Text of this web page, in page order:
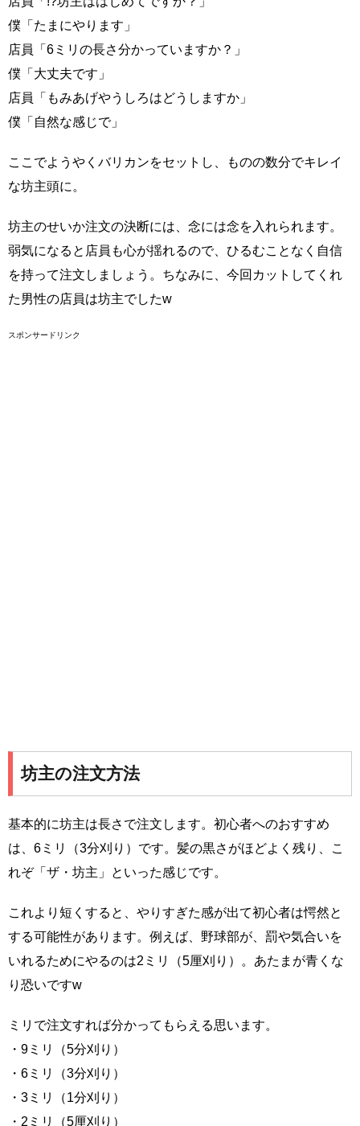
僕「たまにやります」
店員「6ミリの長さ分かっていますか？」
僕「大丈夫です」
店員「もみあげやうしろはどうしますか」
僕「自然な感じで」
ここでようやくバリカンをセットし、ものの数分でキレイ
な坊主頭に。
坊主のせいか注文の決断には、念には念を入れられます。
弱気になると店員も心が揺れるので、ひるむことなく自信
を持って注文しましょう。ちなみに、今回カットしてくれ
た男性の店員は坊主でしたw
スポンサードリンク
坊主の注文方法
基本的に坊主は長さで注文します。初心者へのおすすめ
は、6ミリ（3分刈り）です。髪の黒さがほどよく残り、こ
れぞ「ザ・坊主」といった感じです。
これより短くすると、やりすぎた感が出て初心者は愕然と
する可能性があります。例えば、野球部が、罰や気合いを
いれるためにやるのは2ミリ（5厘刈り）。あたまが青くな
り恐いですw
ミリで注文すれば分かってもらえる思います。
・9ミリ（5分刈り）
・6ミリ（3分刈り）
・3ミリ（1分刈り）
・2ミリ（5厘刈り）